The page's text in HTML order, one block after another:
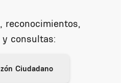
reconocimientos,
y consultas: